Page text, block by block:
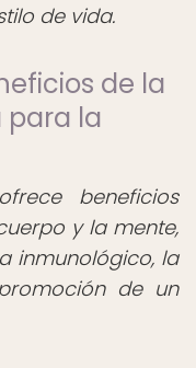
de vida.
de la
para la
beneficios
y la mente,
inmunológico, la
de un